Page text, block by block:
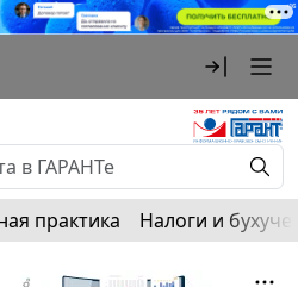
практика Налоги и